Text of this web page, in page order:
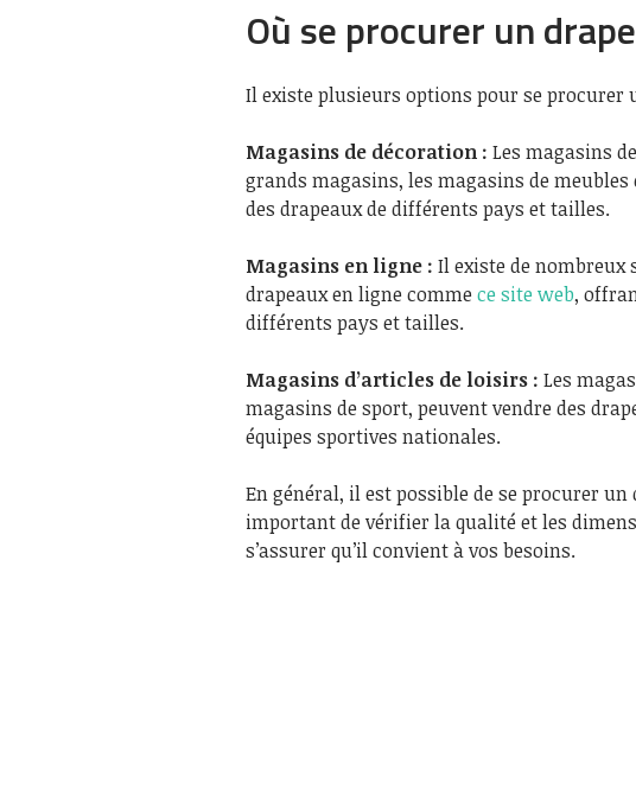
Où se procurer un
Il existe plusieurs options pour se procurer
Magasins de décoration : Les magasins
grands magasins, les magasins de
des drapeaux de différents pays et tailles.
Magasins en ligne : Il existe de nombreux
drapeaux en ligne comme ce site web,
différents pays et tailles.
Magasins d’articles de loisirs : Les
magasins de sport, peuvent vendre des
équipes sportives nationales.
En général, il est possible de se procurer
important de vérifier la qualité et les
s’assurer qu’il convient à vos besoins.